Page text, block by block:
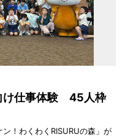
け仕事体験 45人枠
！わくわくRISURUの森」が